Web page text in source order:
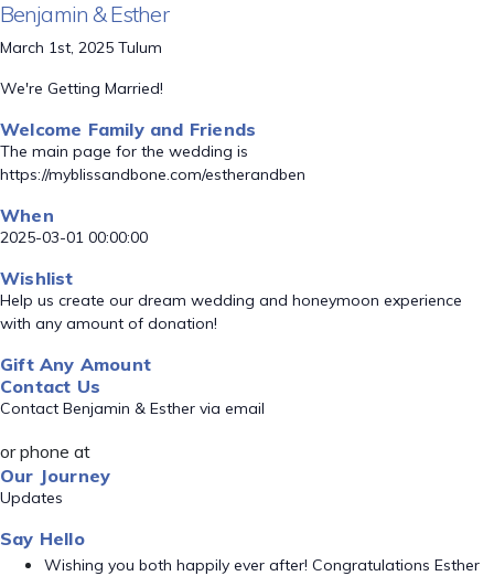
Benjamin & Esther
March 1st, 2025 Tulum
We're Getting Married!
Welcome Family and Friends
The main page for the wedding is
https://myblissandbone.com/estherandben
When
2025-03-01 00:00:00
Wishlist
Help us create our dream wedding and honeymoon experience
with any amount of donation!
Gift Any Amount
Contact Us
Contact Benjamin & Esther via email
or phone at
Our Journey
Updates
Say Hello
Wishing you both happily ever after! Congratulations Esther